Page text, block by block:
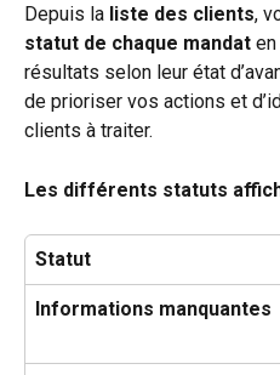
Depuis la liste des clients,
statut de chaque mandat
résultats selon leur état
de prioriser vos actions et
clients à traiter.
Les différents statuts
Statut
Informations manquantes